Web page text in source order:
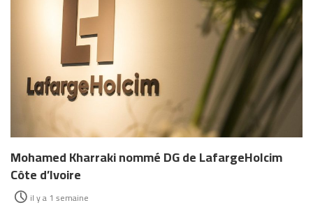
Mohamed Kharraki nommé DG de LafargeHolcim
Côte d’Ivoire
il y a 1 semaine